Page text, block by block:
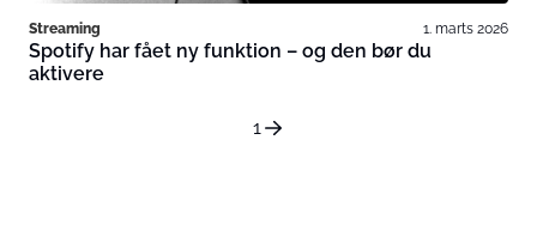
Streaming 1. marts 2026
Spotify har fået ny funktion – og den bør du
aktivere
1